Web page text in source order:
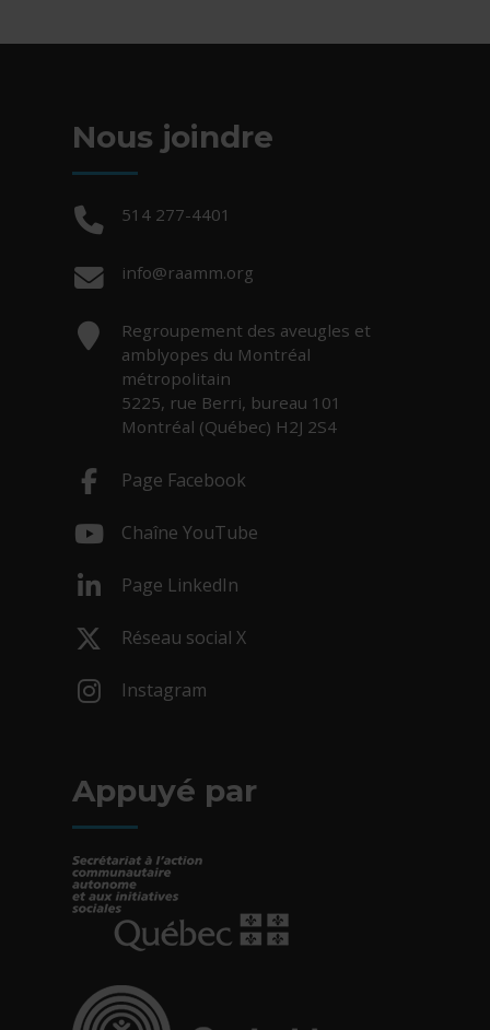
Nous joindre
Téléphone :
514 277-4401
Courriel :
info@raamm.org
Adresse :
Regroupement des aveugles et
amblyopes du Montréal
métropolitain
5225, rue Berri, bureau 101
Montréal (Québec) H2J 2S4
Page Facebook
Chaîne YouTube
Page LinkedIn
Réseau social X
Instagram
Appuyé par